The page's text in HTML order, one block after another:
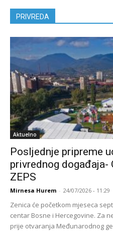
PRIVREDA
Aktuelno
Posljednje pripreme
privrednog događaja-
ZEPS
Mirnesa Hurem - 24/07/2026 - 11:29
Zenica će početkom mjeseca
centar Bosne i Hercegovine. Za
prije otvaranja Međunarodnog